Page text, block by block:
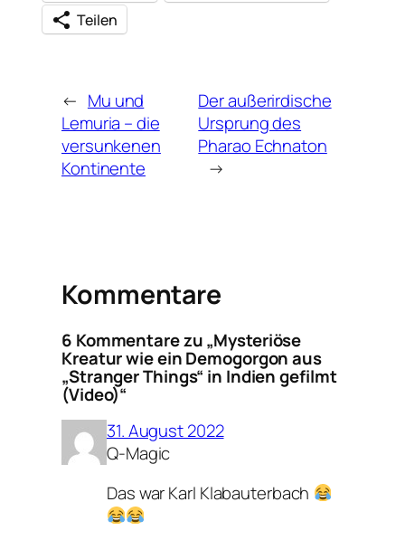
Teilen
← Mu und
Lemuria – die
versunkenen
Kontinente
Der außerirdische
Ursprung des
Pharao Echnaton
→
Kommentare
6 Kommentare zu „Mysteriöse
Kreatur wie ein Demogorgon aus
„Stranger Things“ in Indien gefilmt
(Video)“
31. August 2022
Q-Magic
Das war Karl Klabauterbach